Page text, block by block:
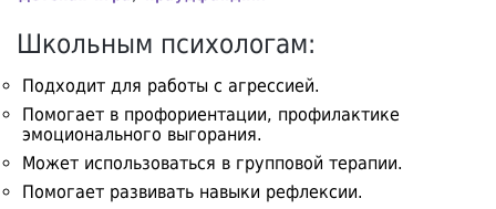
Школьным психологам:
Подходит для работы с агрессией.
Помогает в профориентации, профилактике
эмоционального выгорания.
Может использоваться в групповой терапии.
Помогает развивать навыки рефлексии.